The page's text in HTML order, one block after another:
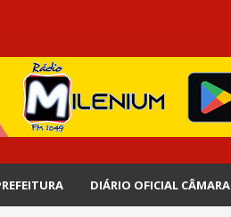
DIÁRIO OFICIAL CÂMARA